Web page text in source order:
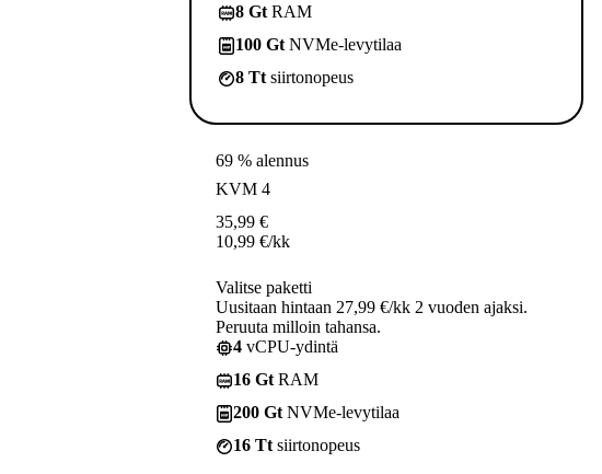
8 Gt RAM
100 Gt NVMe-levytilaa
8 Tt siirtonopeus
69 % alennus
KVM 4
35,99 €
10,99 €/kk
Valitse paketti
Uusitaan hintaan 27,99 €/kk 2 vuoden ajaksi.
Peruuta milloin tahansa.
4 vCPU-ydintä
16 Gt RAM
200 Gt NVMe-levytilaa
16 Tt siirtonopeus